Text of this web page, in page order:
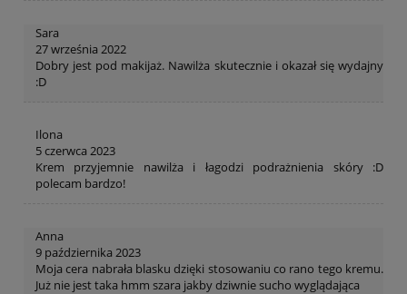
Sara
27 września 2022
Dobry jest pod makijaż. Nawilża skutecznie i okazał się wydajny
:D
Ilona
5 czerwca 2023
Krem przyjemnie nawilża i łagodzi podrażnienia skóry :D
polecam bardzo!
Anna
9 października 2023
Moja cera nabrała blasku dzięki stosowaniu co rano tego kremu.
Już nie jest taka hmm szara jakby dziwnie sucho wyglądająca